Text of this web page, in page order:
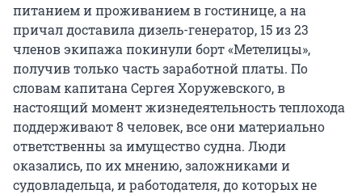
питанием и проживанием в гостинице, а на
причал доставила дизель-генератор, 15 из 23
членов экипажа покинули борт «Метелицы»,
получив только часть заработной платы. По
словам капитана Сергея Хоружевского, в
настоящий момент жизнедеятельность теплохода
поддерживают 8 человек, все они материально
ответственны за имущество судна. Люди
оказались, по их мнению, заложниками и
судовладельца, и работодателя, до которых не